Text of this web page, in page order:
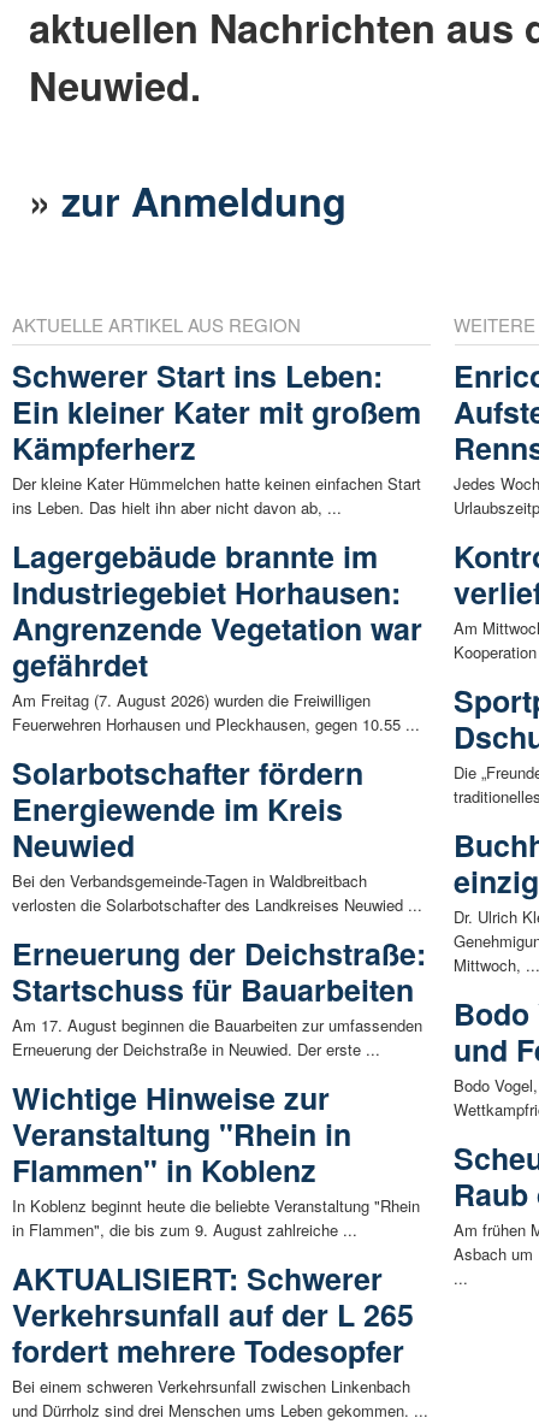
aktuellen Nachrichten aus
Neuwied.
»zur Anmeldung
AKTUELLE ARTIKEL AUS REGION
Schwerer Start ins Leben:
Ein kleiner Kater mit großem
Kämpferherz
Der kleine Kater Hümmelchen hatte keinen einfachen Start
ins Leben. Das hielt ihn aber nicht davon ab, ...
Lagergebäude brannte im
Industriegebiet Horhausen:
Angrenzende Vegetation war
gefährdet
Am Freitag (7. August 2026) wurden die Freiwilligen
Feuerwehren Horhausen und Pleckhausen, gegen 10.55 ...
Solarbotschafter fördern
Energiewende im Kreis
Neuwied
Bei den Verbandsgemeinde-Tagen in Waldbreitbach
verlosten die Solarbotschafter des Landkreises Neuwied ...
Erneuerung der Deichstraße:
Startschuss für Bauarbeiten
Am 17. August beginnen die Bauarbeiten zur umfassenden
Erneuerung der Deichstraße in Neuwied. Der erste ...
Wichtige Hinweise zur
Veranstaltung "Rhein in
Flammen" in Koblenz
In Koblenz beginnt heute die beliebte Veranstaltung "Rhein
in Flammen", die bis zum 9. August zahlreiche ...
AKTUALISIERT: Schwerer
Verkehrsunfall auf der L 265
fordert mehrere Todesopfer
Bei einem schweren Verkehrsunfall zwischen Linkenbach
und Dürrholz sind drei Menschen ums Leben gekommen. ...
Jedes
Am
Die
Dr. Ulrich
Mittwoch,
und
Bodo
Am frühen
Asbach um
...